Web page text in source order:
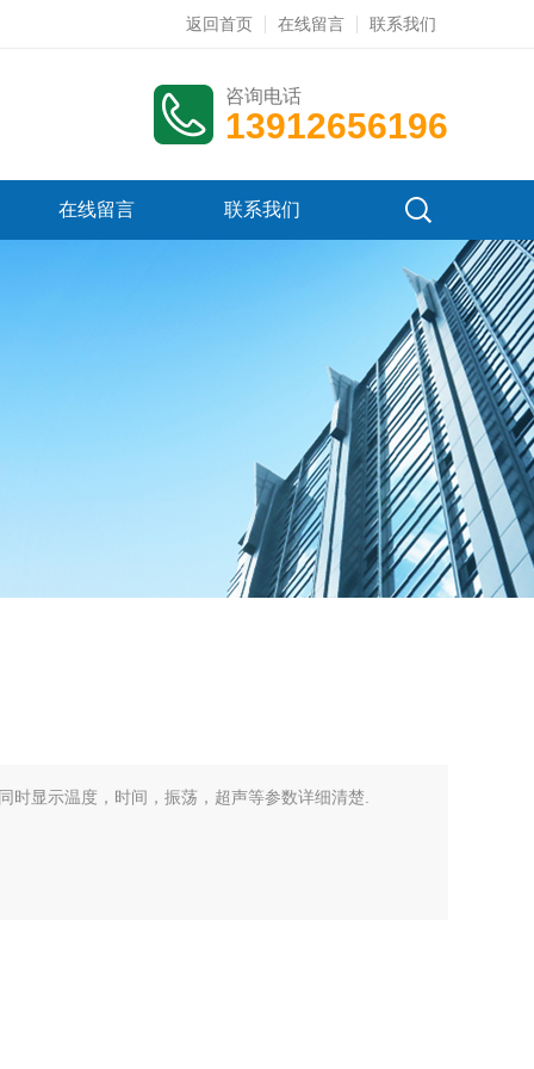
返回首页 在线留言 联系我们
咨询电话
13912656196
在线留言 联系我们
时显示温度，时间，振荡，超声等参数详细清楚.